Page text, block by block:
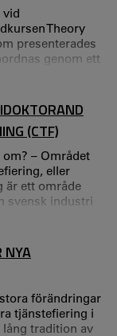
vid
Theory
presenterades
genom ett
på sociala,
Service
arbetar
(CTF)
– Området
eller
är ett område
svensk industri
NYA
förändringar
tjänstefiering i
tradition av